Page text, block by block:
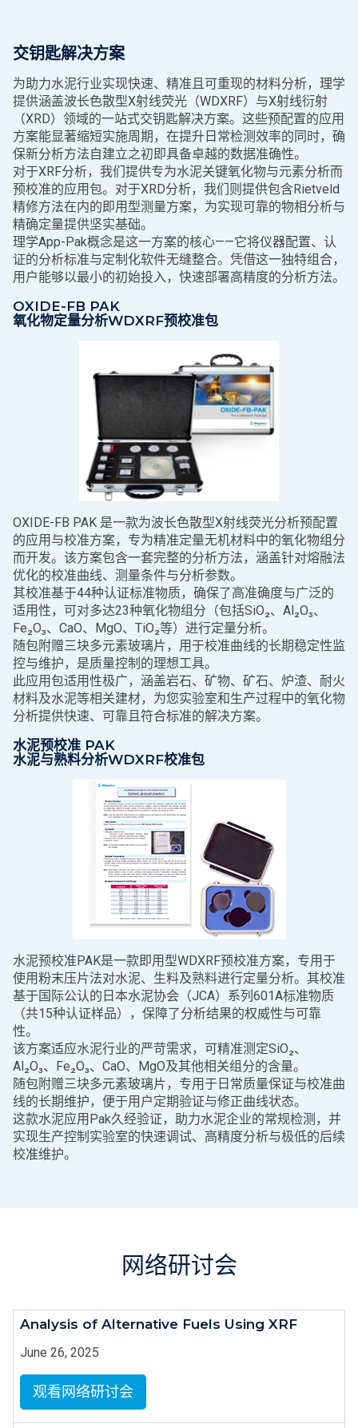
交钥匙解决方案
为助力水泥行业实现快速、精准且可重现的材料分析，理学
提供涵盖波长色散型X射线荧光（WDXRF）与X射线衍射
（XRD）领域的一站式交钥匙解决方案。这些预配置的应用
方案能显著缩短实施周期，在提升日常检测效率的同时，确
保新分析方法自建立之初即具备卓越的数据准确性。
对于XRF分析，我们提供专为水泥关键氧化物与元素分析而
预校准的应用包。对于XRD分析，我们则提供包含Rietveld
精修方法在内的即用型测量方案，为实现可靠的物相分析与
精确定量提供坚实基础。
理学App-Pak概念是这一方案的核心——它将仪器配置、认
证的分析标准与定制化软件无缝整合。凭借这一独特组合，
用户能够以最小的初始投入，快速部署高精度的分析方法。
OXIDE-FB PAK
氧化物定量分析WDXRF预校准包
OXIDE-FB PAK 是一款为波长色散型X射线荧光分析预配置
的应用与校准方案，专为精准定量无机材料中的氧化物组分
而开发。该方案包含一套完整的分析方法，涵盖针对熔融法
优化的校准曲线、测量条件与分析参数。
其校准基于44种认证标准物质，确保了高准确度与广泛的
适用性，可对多达23种氧化物组分（包括SiO₂、Al₂O₃、
Fe₂O₃、CaO、MgO、TiO₂等）进行定量分析。
随包附赠三块多元素玻璃片，用于校准曲线的长期稳定性监
控与维护，是质量控制的理想工具。
此应用包适用性极广，涵盖岩石、矿物、矿石、炉渣、耐火
材料及水泥等相关建材，为您实验室和生产过程中的氧化物
分析提供快速、可靠且符合标准的解决方案。
水泥预校准 PAK
水泥与熟料分析WDXRF校准包
水泥预校准PAK是一款即用型WDXRF预校准方案，专用于
使用粉末压片法对水泥、生料及熟料进行定量分析。其校准
基于国际公认的日本水泥协会（JCA）系列601A标准物质
（共15种认证样品），保障了分析结果的权威性与可靠
性。
该方案适应水泥行业的严苛需求，可精准测定SiO₂、
Al₂O₃、Fe₂O₃、CaO、MgO及其他相关组分的含量。
随包附赠三块多元素玻璃片，专用于日常质量保证与校准曲
线的长期维护，便于用户定期验证与修正曲线状态。
这款水泥应用Pak久经验证，助力水泥企业的常规检测，并
实现生产控制实验室的快速调试、高精度分析与极低的后续
校准维护。
网络研讨会
Analysis of Alternative Fuels Using XRF
June 26, 2025
观看网络研讨会